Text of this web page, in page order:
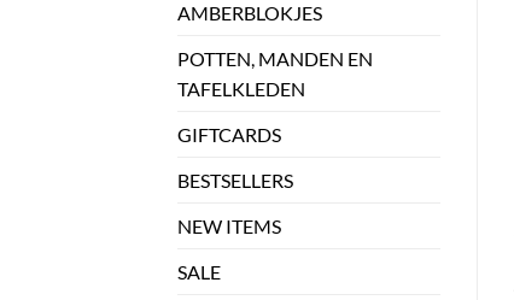
AMBERBLOKJES
POTTEN, MANDEN EN
TAFELKLEDEN
GIFTCARDS
BESTSELLERS
NEW ITEMS
SALE